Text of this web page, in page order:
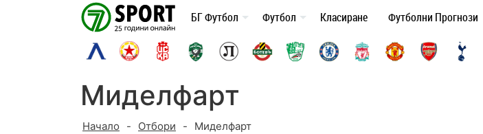
БГ Футбол Футбол Класиране Футболни Прогнози
Миделфарт
Начало - Отбори - Миделфарт